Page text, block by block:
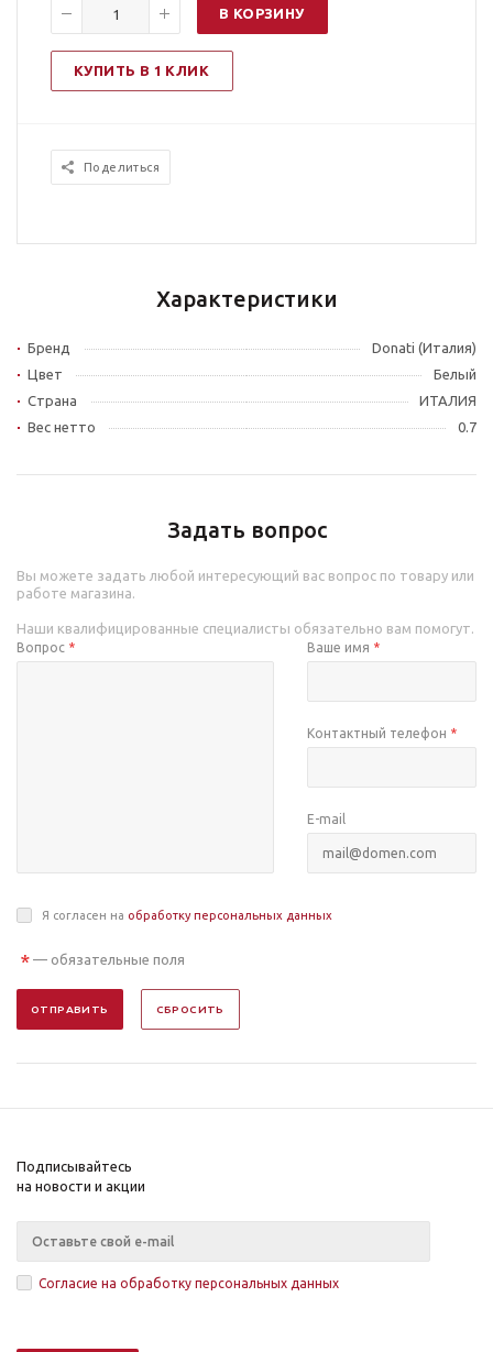
В КОРЗИНУ
КУПИТЬ В 1 КЛИК
Поделиться
Характеристики
Бренд
Donati (Италия)
Цвет
Белый
Страна
ИТАЛИЯ
Вес нетто
0.7
Задать вопрос
Вы можете задать любой интересующий вас вопрос по товару или
работе магазина.
Наши квалифицированные специалисты обязательно вам помогут.
Вопрос * Ваше имя *
Контактный телефон *
E-mail
Я согласен на обработку персональных данных
* — обязательные поля
ОТПРАВИТЬ СБРОСИТЬ
Подписывайтесь
на новости и акции
Согласие на обработку персональных данных